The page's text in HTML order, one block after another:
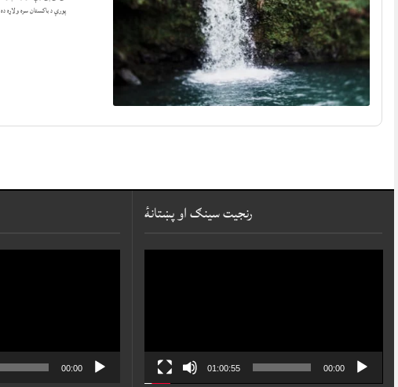
پورې د باکستان سره ولاړه
00:00
رنجیت سينګ او پښتانۀ
Video
00:00
01:00:55